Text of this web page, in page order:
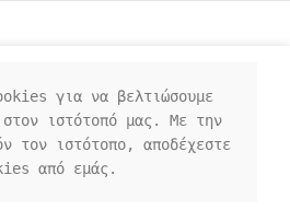
για να βελτιώσουμε
ιστότοπό μας. Με την
τον ιστότοπο, αποδέχεστε
από εμάς.